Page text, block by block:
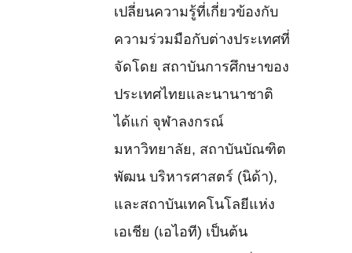
เปลี่ยนความรู้ที่เกี่ยวข้องกับ
ความร่วมมือกับต่างประเทศที่
จัดโดย สถาบันการศึกษาของ
ประเทศไทยและนานาชาติ
ได้แก่ จุฬาลงกรณ์
มหาวิทยาลัย, สถาบันบัณฑิต
พัฒน บริหารศาสตร์ (นิด้า),
และสถาบันเทคโนโลยีแห่ง
เอเชีย (เอไอที) เป็นต้น